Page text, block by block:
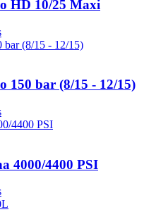
HD 10/25 Maxi
150 bar (8/15 - 12/15)
4000/4400 PSI